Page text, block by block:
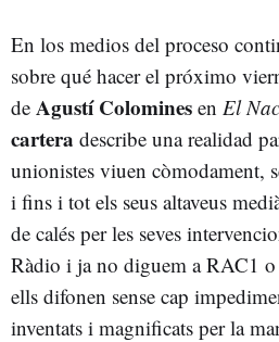
En los medios del proceso
sobre qué hacer el próximo
de Agustí Colomines en El
cartera describe una realidad
unionistes viuen còmodament,
i fins i tot els seus altaveus
de calés per les seves
Ràdio i ja no diguem a RAC1 o
ells difonen sense cap
inventats i magnificats per la